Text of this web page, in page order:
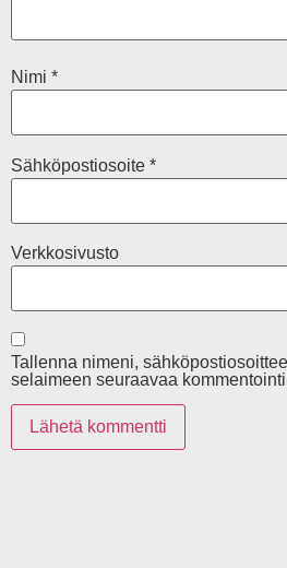
Nimi *
Sähköpostiosoite *
Verkkosivusto
Tallenna nimeni,
selaimeen seuraavaa